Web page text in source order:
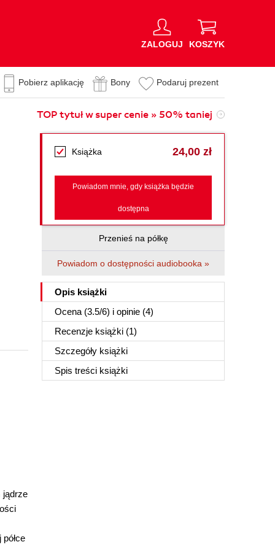
ZALOGUJ KOSZYK
Pobierz aplikację Bony Podaruj prezent
TOP tytuł w super cenie » 50% taniej
Książka 24,00 zł
Powiadom mnie, gdy książka będzie
dostępna
Przenieś na półkę
Powiadom o dostępności audiobooka »
Opis książki
Ocena (3.5/6) i opinie (4)
Recenzje książki (1)
Szczegóły książki
Spis treści książki
jądrze